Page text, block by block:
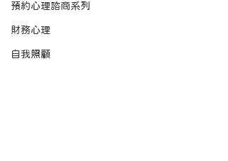
預約心理諮商系列
財務心理
自我照顧